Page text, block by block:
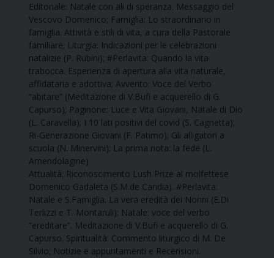
Editoriale: Natale con ali di speranza. Messaggio del
Vescovo Domenico; Famiglia: Lo straordinario in
famiglia. Attività e stili di vita, a cura della Pastorale
familiare; Liturgia: Indicazioni per le celebrazioni
natalizie (P. Rubini); #Perlavita: Quando la vita
trabocca. Esperienza di apertura alla vita naturale,
affidataria e adottiva; Avvento: Voce del Verbo
“abitare” (Meditazione di V.Bufi e acquerello di G.
Capurso); Paginone: Luce e Vita Giovani, Natale di Dio
(L. Caravella); I 10 lati positivi del covid (S. Cagnetta);
Ri-Generazione Giovani (F. Patimo); Gli alligatori a
scuola (N. Minervini); La prima nota: la fede (L.
Amendolagine)
Attualità: Riconoscimento Lush Prize al molfettese
Domenico Gadaleta (S.M.de Candia). #Perlavita:
Natale e S.Famiglia. La vera eredità dei Nonni (E.Di
Terlizzi e T. Montaruli); Natale: voce del verbo
“ereditare”. Meditazione di V.Bufi e acquerello di G.
Capurso. Spiritualità: Commento liturgico di M. De
Silvio; Notizie e appuntamenti e Recensioni.